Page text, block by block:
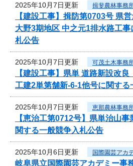
2025年10月7日更新 揖斐農林事務
【建設工事】揖防第0703号 県
大野3期地区 中之元1排水路工
札公告
2025年10月7日更新 可茂土木事務
【建設工事】県単 道路新設改
工建2単第舗新-6-1他号に関する
2025年10月7日更新 恵那農林事務
【恵治工第0712号】県単治山
関する一般競争入札公告
2025年10月6日更新 国際園芸アカ
岐阜県立国際園芸アカデミー事